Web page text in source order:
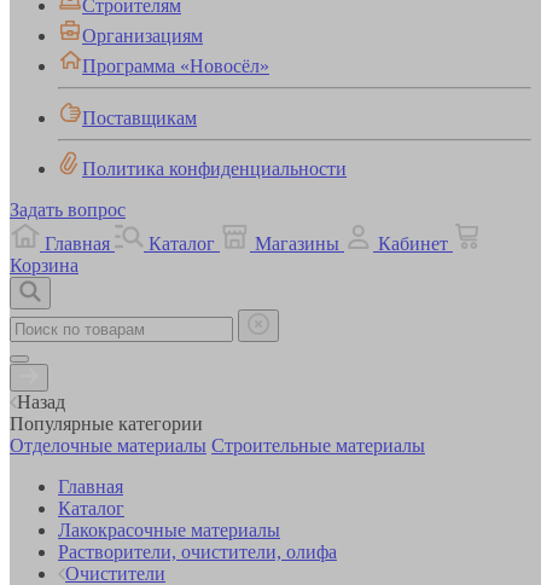
Строителям
Организациям
Программа «Новосёл»
Поставщикам
Политика конфиденциальности
Задать вопрос
Главная
Каталог Магазины
Кабинет
Корзина
Назад
Популярные категории
Отделочные материалы Строительные материалы
Главная
Каталог
Лакокрасочные материалы
Растворители, очистители, олифа
Очистители